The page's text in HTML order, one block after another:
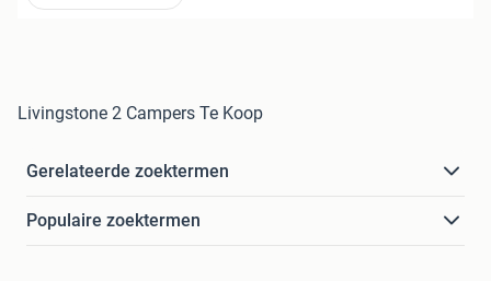
Livingstone 2 Campers Te Koop
Gerelateerde zoektermen
Populaire zoektermen